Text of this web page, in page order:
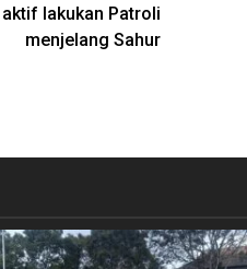
lakukan Patroli
menjelang Sahur